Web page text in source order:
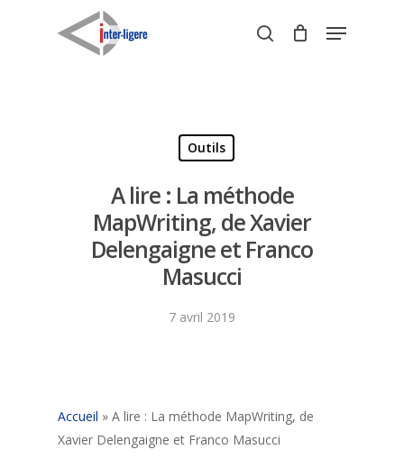
search
Menu
Outils
A lire : La méthode
MapWriting, de Xavier
Delengaigne et Franco
Masucci
7 avril 2019
Accueil » A lire : La méthode MapWriting, de
Xavier Delengaigne et Franco Masucci